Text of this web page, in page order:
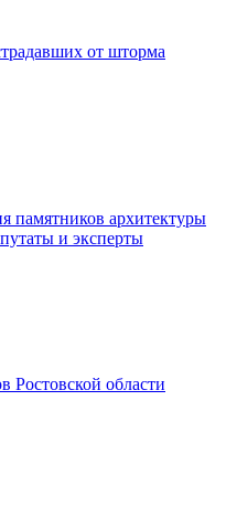
от шторма
памятников архитектуры
и эксперты
Ростовской области